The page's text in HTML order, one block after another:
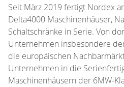
Seit März 2019 fertigt Nordex
Delta4000 Maschinenhäuser,
Schaltschränke in Serie. Von
Unternehmen insbesondere
die europäischen
Unternehmen in die
Maschinenhäusern der 6MW-